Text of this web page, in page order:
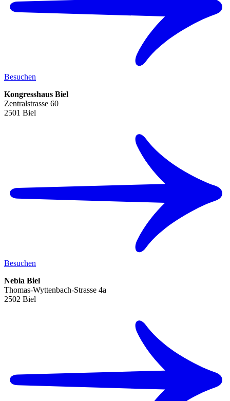
Besuchen
Kongresshaus Biel
Zentralstrasse 60
2501 Biel
Besuchen
Nebia Biel
Thomas-Wyttenbach-Strasse 4a
2502 Biel